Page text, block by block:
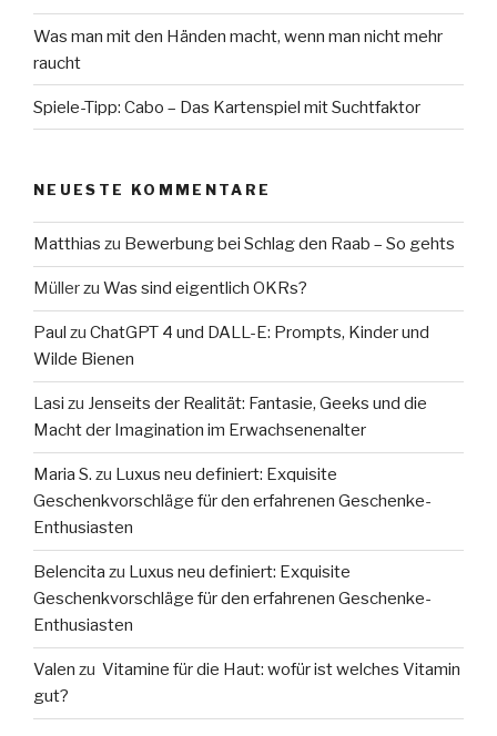
Was man mit den Händen macht, wenn man nicht mehr
raucht
Spiele-Tipp: Cabo – Das Kartenspiel mit Suchtfaktor
NEUESTE KOMMENTARE
Matthias zu Bewerbung bei Schlag den Raab – So gehts
Müllerzu Was sind eigentlich OKRs?
Paul zu ChatGPT 4 und DALL-E: Prompts, Kinder und
Wilde Bienen
Lasi zu Jenseits der Realität: Fantasie, Geeks und die
Macht der Imagination im Erwachsenenalter
Maria S. zu Luxus neu definiert: Exquisite
Geschenkvorschläge für den erfahrenen Geschenke-
Enthusiasten
Belencita zu Luxus neu definiert: Exquisite
Geschenkvorschläge für den erfahrenen Geschenke-
Enthusiasten
Valen zu Vitamine für die Haut: wofür ist welches Vitamin
gut?